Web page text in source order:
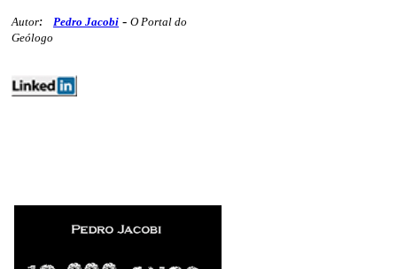
Autor: Pedro Jacobi - O Portal do
Geólogo